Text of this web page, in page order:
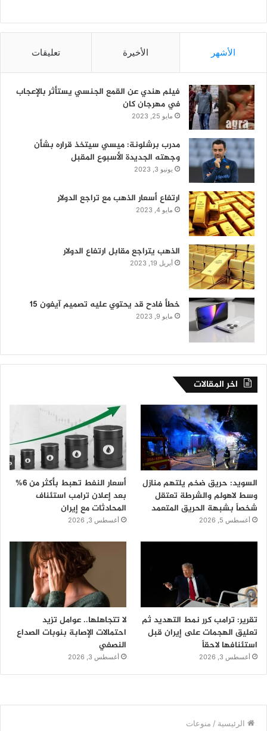
الأشهر الأخيرة تعليقات
فيلم هندي عن القمع الجنسي يستأثر بالإعجاب
في مهرجان كان
مايو 25, 2023
مدرب برشلونة: ميسي سيتخذ قراره بشأن
وجهته الجديدة الأسبوع المقبل
يونيو 3, 2023
ارتفاع أسعار الذهب مع تراجع الدولار
مايو 4, 2023
الذهب يتراجع مقابل ارتفاع الدولار
أبريل 19, 2023
خطأ فادح قد يحتوي عليه تصميم آيفون 15
مايو 9, 2023
اخر المقالات
السويد: حريق ضخم يلتهم منازل
وسط لاهولم والشرطة تعتقل
شخصاً بشبهة الحريق المتعمد
أغسطس 5, 2026
أسعار النفط تهبط بأكثر من 6%
بعد إعلان ترامب استئناف
المحادثات مع إيران
أغسطس 3, 2026
تقرير: ترامب كرر نمط التهديد ثم
تعليق الهجمات على إيران قبل
استئنافها لاحقاً
أغسطس 3, 2026
لا تتجاهلها.. عوامل تزيد
احتمالات الإصابة بنوبات الصداع
النصفي
أغسطس 3, 2026